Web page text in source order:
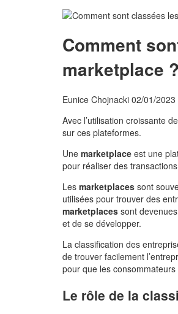
Comment
marketplace ?
Eunice Chojnacki 02/01/2023
Avec l’utilisation croissante
sur ces plateformes.
Une marketplace est une
pour réaliser des
Les marketplaces sont
utilisées pour trouver des
marketplaces sont
et de se développer.
La classification des
de trouver facilement
pour que les
Le rôle de la